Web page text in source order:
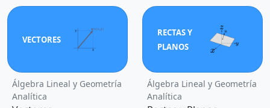
VECTORES
Álgebra Lineal y Geometría
Analítica
RECTAS Y
PLANOS
Álgebra Lineal y Geometría
Analítica